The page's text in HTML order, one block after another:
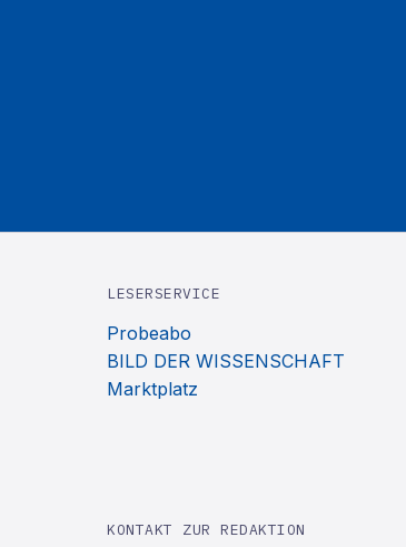
LESERSERVICE
Probeabo
BILD DER WISSENSCHAFT
Marktplatz
KONTAKT ZUR REDAKTION